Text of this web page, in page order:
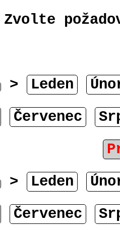
Zvolte
> Leden
Červenec
> Leden
Červenec